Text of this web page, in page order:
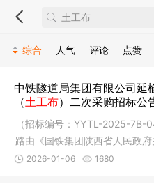
综合 人气 评论 点赞
中铁隧道局集团有限公司延
（土工布）二次采购招标公
（招标编号：YYTL-2025-7B-
路由《国铁集团陕西省人民政
研究报告
2026-01-06 1680